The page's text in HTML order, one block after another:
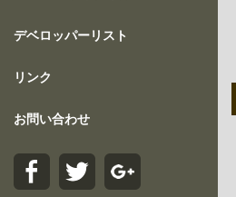
デベロッパーリスト
リンク
お問い合わせ